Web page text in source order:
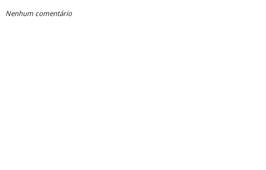
Nenhum comentário